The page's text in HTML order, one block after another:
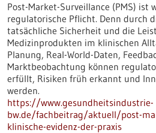
Post-Market-Surveillance (PMS) ist
regulatorische Pflicht. Denn durch
tatsächliche Sicherheit und die
Medizinprodukten im klinischen
Planung, Real-World-Daten,
Marktbeobachtung können
erfüllt, Risiken früh erkannt und
werden.
https://www.gesundheitsindustrie-
bw.de/fachbeitrag/aktuell/post-
klinische-evidenz-der-praxis